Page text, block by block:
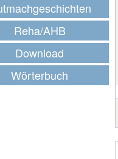
Reha/AHB
Download
Wörterbuch